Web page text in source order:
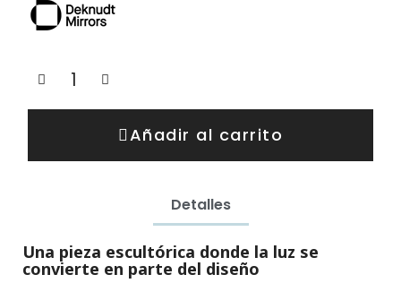
Añadir al carrito
Detalles
Una pieza escultórica donde la luz se
convierte en parte del diseño